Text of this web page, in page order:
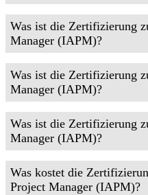
Was ist die Zertifizierung
Manager (IAPM)?
Was ist die Zertifizierung
Manager (IAPM)?
Was ist die Zertifizierung
Manager (IAPM)?
Was kostet die
Project Manager (IAPM)?